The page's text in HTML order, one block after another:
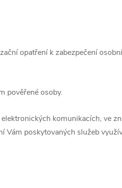
opatření k zabezpečení
pověřené osoby.
komunikacích, ve
Vám poskytovaných služeb